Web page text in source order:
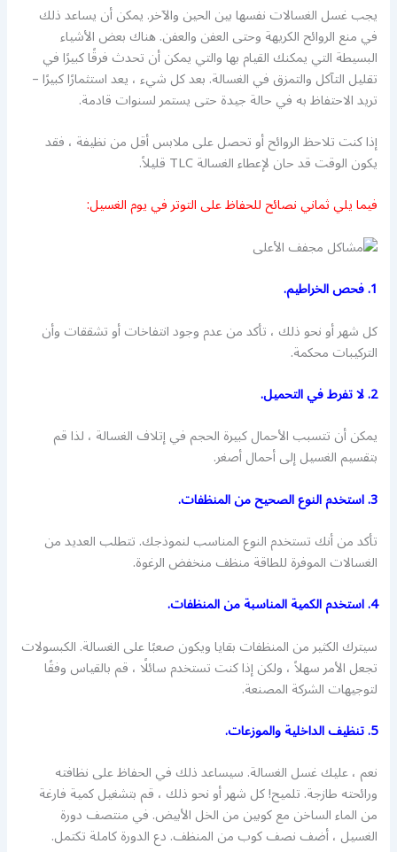
يجب غسل الغسالات نفسها بين الحين والآخر. يمكن أن يساعد ذلك
في منع الروائح الكريهة وحتى العفن والعفن. هناك بعض الأشياء
البسيطة التي يمكنك القيام بها والتي يمكن أن تحدث فرقًا كبيرًا في
تقليل التآكل والتمزق في الغسالة. بعد كل شيء ، يعد استثمارًا كبيرًا –
تريد الاحتفاظ به في حالة جيدة حتى يستمر لسنوات قادمة.
إذا كنت تلاحظ الروائح أو تحصل على ملابس أقل من نظيفة ، فقد
يكون الوقت قد حان لإعطاء الغسالة TLC قليلاً.
فيما يلي ثماني نصائح للحفاظ على التوتر في يوم الغسيل:
1. فحص الخراطيم.
كل شهر أو نحو ذلك ، تأكد من عدم وجود انتفاخات أو تشققات وأن
التركيبات محكمة.
2. لا تفرط في التحميل.
يمكن أن تتسبب الأحمال كبيرة الحجم في إتلاف الغسالة ، لذا قم
بتقسيم الغسيل إلى أحمال أصغر.
3. استخدم النوع الصحيح من المنظفات.
تأكد من أنك تستخدم النوع المناسب لنموذجك. تتطلب العديد من
الغسالات الموفرة للطاقة منظف منخفض الرغوة.
4. استخدم الكمية المناسبة من المنظفات.
سيترك الكثير من المنظفات بقايا ويكون صعبًا على الغسالة. الكبسولات
تجعل الأمر سهلاً ، ولكن إذا كنت تستخدم سائلًا ، قم بالقياس وفقًا
لتوجيهات الشركة المصنعة.
5. تنظيف الداخلية والموزعات.
نعم ، عليك غسل الغسالة. سيساعد ذلك في الحفاظ على نظافته
ورائحته طازجة. تلميح! كل شهر أو نحو ذلك ، قم بتشغيل كمية فارغة
من الماء الساخن مع كوبين من الخل الأبيض. في منتصف دورة
الغسيل ، أضف نصف كوب من المنظف. دع الدورة كاملة تكتمل.